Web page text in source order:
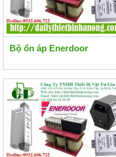
Bộ ổn áp Enerdoor